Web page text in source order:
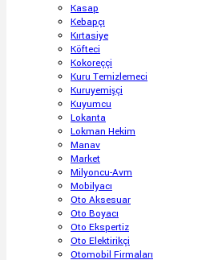
Kasap
Kebapçı
Kırtasiye
Köfteci
Kokoreççi
Kuru Temizlemeci
Kuruyemişçi
Kuyumcu
Lokanta
Lokman Hekim
Manav
Market
Milyoncu-Avm
Mobilyacı
Oto Aksesuar
Oto Boyacı
Oto Ekspertiz
Oto Elektirikçi
Otomobil Firmaları